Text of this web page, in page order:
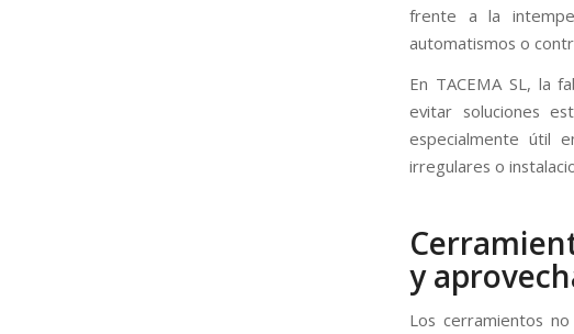
frente a la
automatismos o
En TACEMA SL, la
evitar soluciones
especialmente útil
irregulares o
y
Los cerramientos